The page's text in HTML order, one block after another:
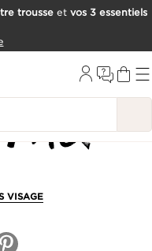
trousseet vos 3 essentiels
VISAGE